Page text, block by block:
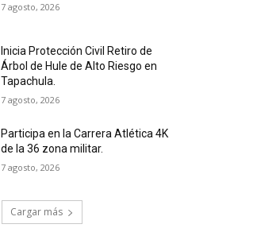
7 agosto, 2026
Inicia Protección Civil Retiro de
Árbol de Hule de Alto Riesgo en
Tapachula.
7 agosto, 2026
Participa en la Carrera Atlética 4K
de la 36 zona militar.
7 agosto, 2026
Cargar más